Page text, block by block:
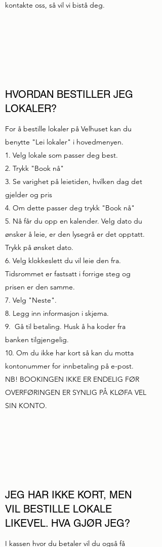
kontakte oss, så vil vi bistå deg.
HVORDAN BESTILLER JEG
LOKALER?
For å bestille lokaler på Velhuset kan du
benytte "Lei lokaler" i hovedmenyen.
1. Velg lokale som passer deg best.
2. Trykk "Book nå"
3. Se varighet på leietiden, hvilken dag det
gjelder og pris
4. Om dette passer deg trykk "Book nå"
5. Nå får du opp en kalender. Velg dato du
ønsker å leie, er den lysegrå er det opptatt.
Trykk på ønsket dato.
6. Velg klokkeslett du vil leie den fra.
Tidsrommet er fastsatt i forrige steg og
prisen er den samme.
7. Velg "Neste".
8. Legg inn informasjon i skjema.
9. Gå til betaling. Husk å ha koder fra
banken tilgjengelig.
10. Om du ikke har kort så kan du motta
kontonummer for innbetaling på e-post.
NB! BOOKINGEN IKKE ER ENDELIG FØR
OVERFØRINGEN ER SYNLIG PÅ KLØFA VEL
SIN KONTO.
JEG HAR IKKE KORT, MEN
VIL BESTILLE LOKALE
LIKEVEL. HVA GJØR JEG?
I kassen hvor du betaler vil du også få